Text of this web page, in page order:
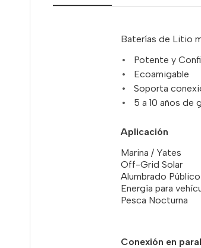
Baterías de Litio
Potente y
Ecoamigable
Soporta
5 a 10 años de
Aplicación
Marina / Yates
Off-Grid Solar
Alumbrado
Energía para
Pesca Nocturna
Conexión en